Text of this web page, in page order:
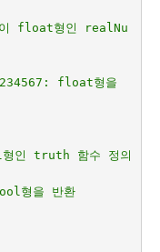
float형인 realNu
float형을
인 truth 함수 정의
형을 반환